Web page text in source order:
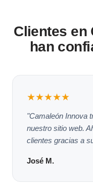
Clientes en
han
★★★★★
"Camaleón Innova
nuestro sitio web.
clientes gracias a
José M.